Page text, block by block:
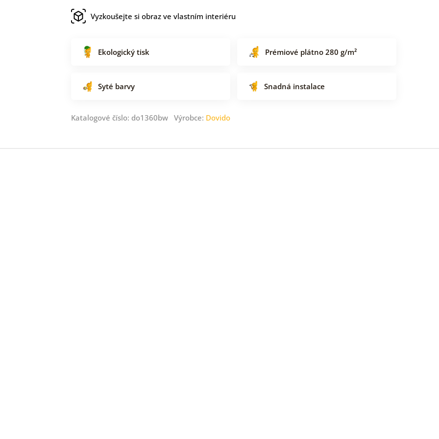
Vyzkoušejte si obraz ve vlastním interiéru
Ekologický tisk Prémiové plátno 280 g/m²
Syté barvy Snadná instalace
Katalogové číslo: do1360bw Výrobce: Dovido